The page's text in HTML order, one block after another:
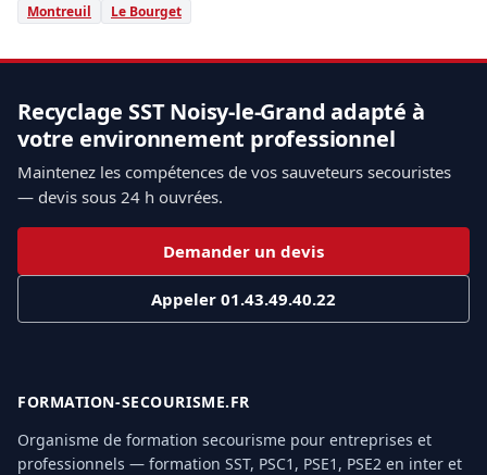
Montreuil
Le Bourget
Recyclage SST Noisy-le-Grand adapté à
votre environnement professionnel
Maintenez les compétences de vos sauveteurs secouristes
— devis sous 24 h ouvrées.
Demander un devis
Appeler 01.43.49.40.22
FORMATION-SECOURISME.FR
Organisme de formation secourisme pour entreprises et
professionnels — formation SST, PSC1, PSE1, PSE2 en inter et